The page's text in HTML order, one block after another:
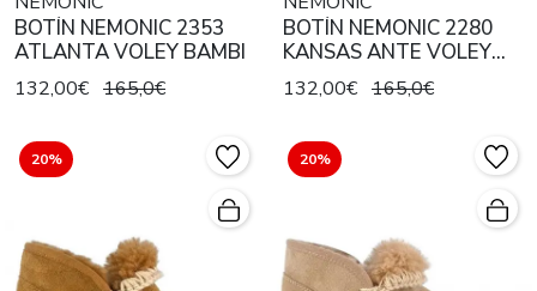
BOTÍN NEMONIC 2353
ATLANTA VOLEY BAMBI
132,00€ 165,0€
BOTÍN NEMONIC 2280
KANSAS ANTE VOLEY
BAMBI / GOLD / HIELO
132,00€ 165,0€
20% 20%